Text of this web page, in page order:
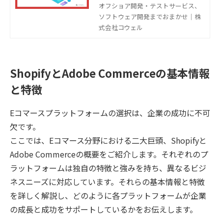
す。この記事では、ビジネス規模別
のECサイトの構築方法や手順、費用
比較や乗り換え時の注意点を解説し
オフショア開発・テストサービス、
ソフトウェア開発までおまかせ｜株
式会社コウェル
ShopifyとAdobe Commerceの基本情報
と特徴
Eコマースプラットフォームの選択は、企業の成功に不可
欠です。
ここでは、Eコマース分野における二大巨頭、Shopifyと
Adobe Commerceの概要をご紹介します。それぞれのプ
ラットフォームは独自の特徴と強みを持ち、異なるビジ
ネスニーズに対応しています。それらの基本情報と特徴
を詳しく解説し、どのように各プラットフォームが企業
の成長と成功をサポートしているかをお伝えします。